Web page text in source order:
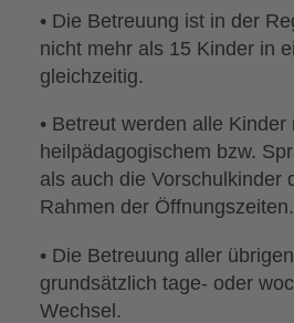
• Die Betreuung ist in der
nicht mehr als 15 Kinder in
gleichzeitig.
• Betreut werden alle Kinder
heilpädagogischem bzw.
als auch die Vorschulkinder
Rahmen der Öffnungszeiten.
• Die Betreuung aller
grundsätzlich tage- oder
Wechsel.